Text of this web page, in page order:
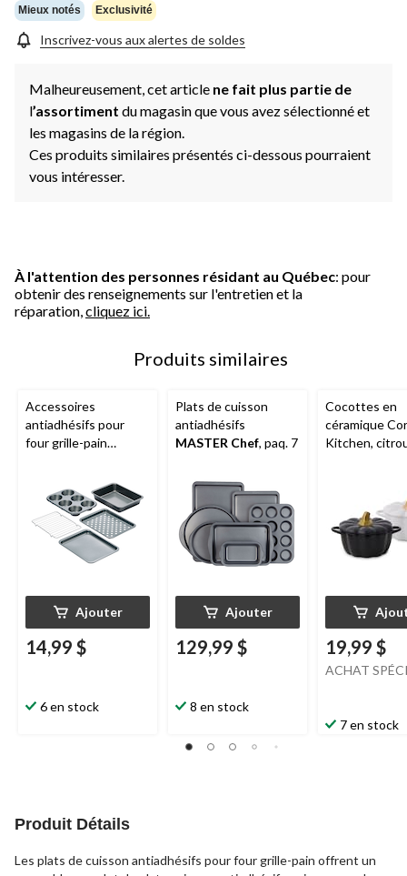
Mieux notés Exclusivité
Inscrivez-vous aux alertes de soldes
Malheureusement, cet article ne fait plus partie de
l’assortiment du magasin que vous avez sélectionné et
les magasins de la région.
Ces produits similaires présentés ci-dessous pourraient
vous intéresser.
À l'attention des personnes résidant au Québec: pour
obtenir des renseignements sur l'entretien et la
réparation, cliquez ici.
Produits similaires
Accessoires
antiadhésifs pour
four grille-pain
Ajouter
14,99 $
6 en stock
Plats de cuisson
antiadhésifs
MASTER Chef, paq. 7
Ajouter
129,99 $
8 en stock
Cocottes en
céramique
Kitchen,
19,99 $
ACHAT
7 en stock
Produit Détails
Les plats de cuisson antiadhésifs pour four grille-pain offrent un